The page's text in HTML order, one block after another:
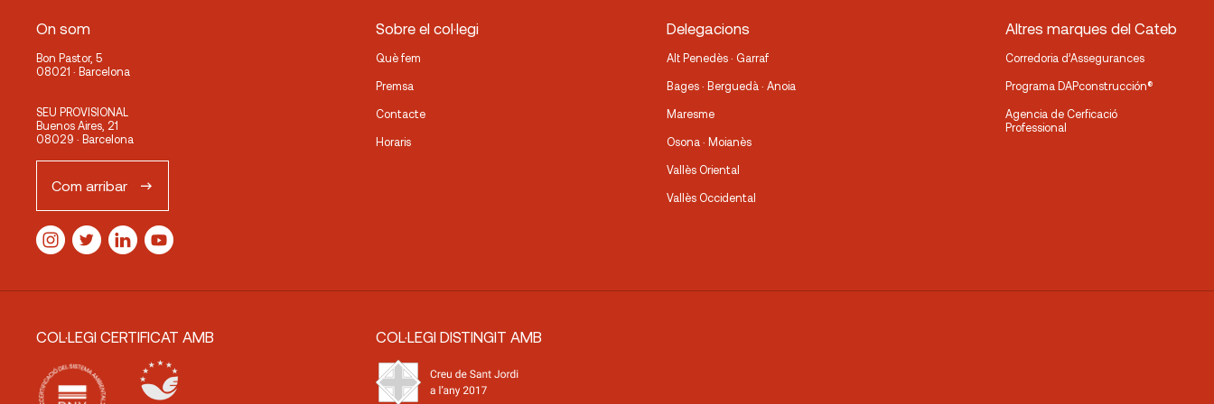
On som
Bon Pastor, 5
08021 · Barcelona
SEU PROVISIONAL
Buenos Aires, 21
08029 · Barcelona
Com arribar
Sobre el col·legi
Què fem
Premsa
Contacte
Horaris
Delegacions
Alt Penedès · Garraf
Bages · Berguedà · Anoia
Maresme
Osona · Moianès
Vallès Oriental
Vallès Occidental
Altres marques del Cateb
Corredoria d’Assegurances
Programa DAPconstrucción®
Agencia de Cerficació
Professional
COL·LEGI CERTIFICAT AMB COL·LEGI DISTINGIT AMB